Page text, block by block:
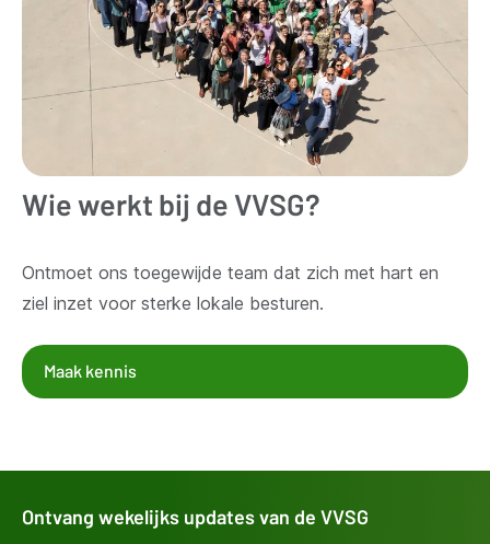
Wie werkt bij de VVSG?
Ontmoet ons toegewijde team dat zich met hart en
ziel inzet voor sterke lokale besturen.
Maak kennis
Ontvang wekelijks updates van de VVSG